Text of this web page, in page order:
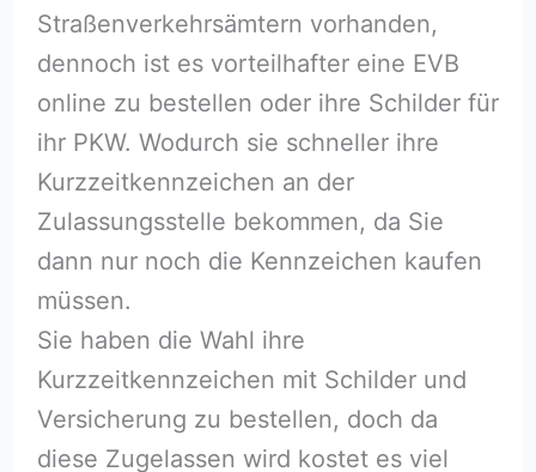
Straßenverkehrsämtern vorhanden,
dennoch ist es vorteilhafter eine EVB
online zu bestellen oder ihre Schilder für
ihr PKW. Wodurch sie schneller ihre
Kurzzeitkennzeichen an der
Zulassungsstelle bekommen, da Sie
dann nur noch die Kennzeichen kaufen
müssen.
Sie haben die Wahl ihre
Kurzzeitkennzeichen mit Schilder und
Versicherung zu bestellen, doch da
diese Zugelassen wird kostet es viel